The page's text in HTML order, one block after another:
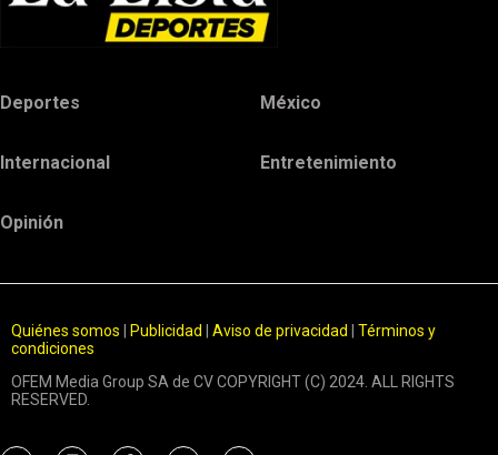
Deportes México
Internacional Entretenimiento
Opinión
Quiénes somos Publicidad Aviso de privacidad
Términos y
condiciones
OFEM Media Group SA de CV COPYRIGHT (C) 2024. ALL RIGHTS
RESERVED.